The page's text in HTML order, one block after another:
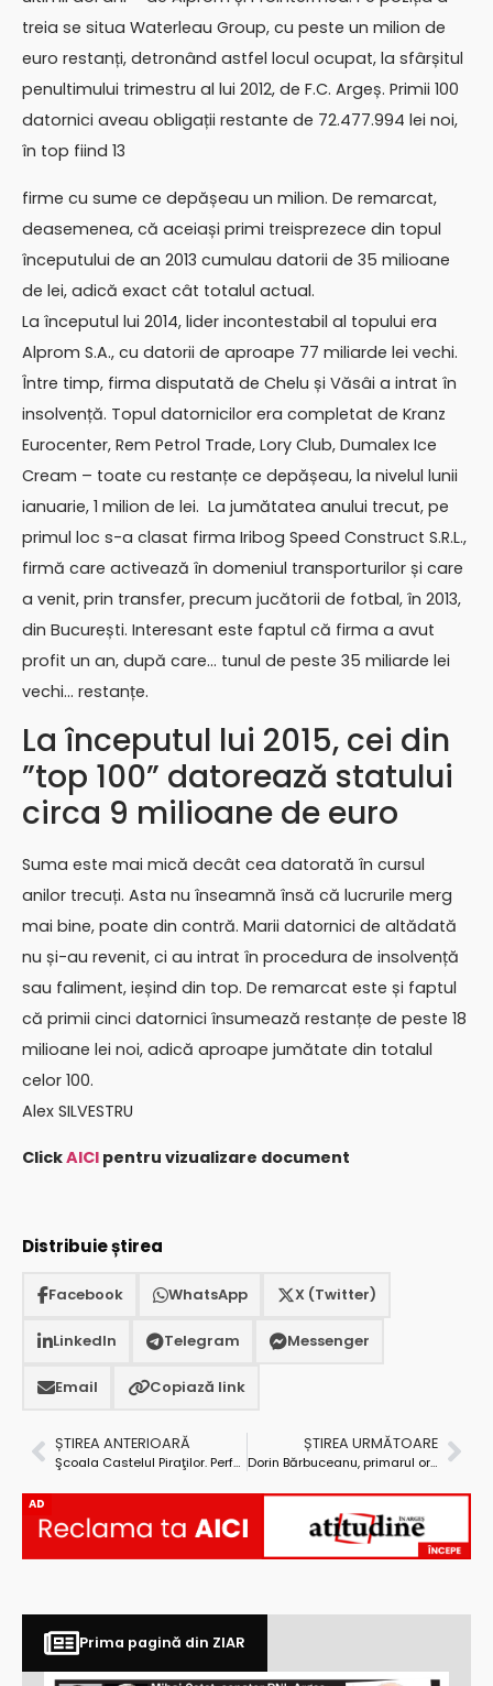
treia se situa Waterleau Group, cu peste un milion de
euro restanți, detronând astfel locul ocupat, la sfârșitul
penultimului trimestru al lui 2012, de F.C. Argeș. Primii 100
datornici aveau obligații restante de 72.477.994 lei noi,
în top fiind 13
firme cu sume ce depășeau un milion. De remarcat,
deasemenea, că aceiași primi treisprezece din topul
începutului de an 2013 cumulau datorii de 35 milioane
de lei, adică exact cât totalul actual.
La începutul lui 2014, lider incontestabil al topului era
Alprom S.A., cu datorii de aproape 77 miliarde lei vechi.
Între timp, firma disputată de Chelu și Văsâi a intrat în
insolvență. Topul datornicilor era completat de Kranz
Eurocenter, Rem Petrol Trade, Lory Club, Dumalex Ice
Cream – toate cu restanțe ce depășeau, la nivelul lunii
ianuarie, 1 milion de lei. La jumătatea anului trecut, pe
primul loc s-a clasat firma Iribog Speed Construct S.R.L.,
firmă care activează în domeniul transporturilor și care
a venit, prin transfer, precum jucătorii de fotbal, în 2013,
din București. Interesant este faptul că firma a avut
profit un an, după care… tunul de peste 35 miliarde lei
vechi… restanțe.
La începutul lui 2015, cei din
”top 100” datorează statului
circa 9 milioane de euro
Suma este mai mică decât cea datorată în cursul
anilor trecuți. Asta nu înseamnă însă că lucrurile merg
mai bine, poate din contră. Marii datornici de altădată
nu și-au revenit, ci au intrat în procedura de insolvență
sau faliment, ieșind din top. De remarcat este și faptul
că primii cinci datornici însumează restanțe de peste 18
milioane lei noi, adică aproape jumătate din totalul
celor 100.
Alex SILVESTRU
ClickAICI pentru vizualizare document
Distribuie știrea
Facebook WhatsApp X (Twitter)
LinkedIn Telegram Messenger
Email Copiază link
ȘTIREA ANTERIOARĂ
Şcoala Castelul Piraţilor. Performanţele şcolare ale copiilor care ne-au trecut pragul sunt cele care ne recomandă
ȘTIREA URMĂTOARE
Dorin Bărbuceanu, primarul oraşului Ştefăneşti: ”Bugetul pentru 2015 este mai mic faţă de cel din anul 2014 cu circa 15 miliarde lei vechi”
AD
Prima pagină din ZIAR